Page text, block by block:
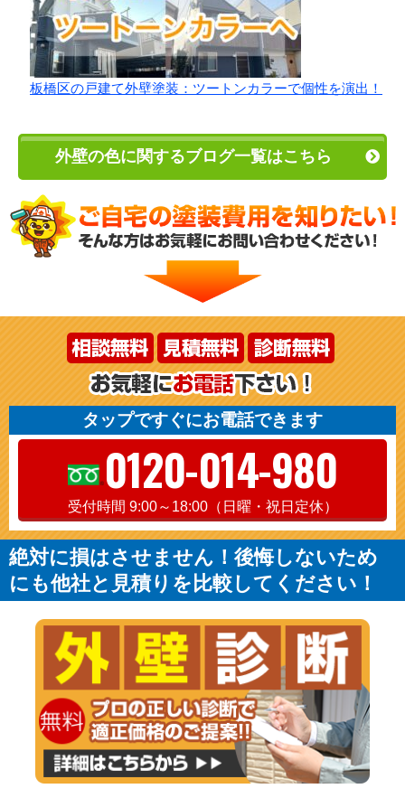
板橋区の戸建て外壁塗装：ツートンカラーで個性を演出！
外壁の色に関するブログ一覧はこちら
タップですぐにお電話できます
0120-014-980
受付時間 9:00～18:00（日曜・祝日定休）
絶対に損はさせません！後悔しないため
にも他社と見積りを比較してください！